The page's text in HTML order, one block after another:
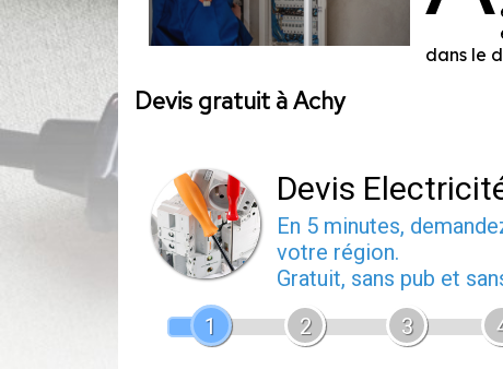
dans le
Devis gratuit à Achy
Devis
En 5 minutes,
votre région.
Gratuit, sans pub et
1
2 3